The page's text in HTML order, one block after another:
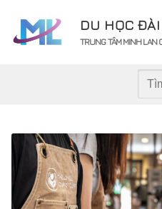
nội
DU HỌC
TRUNG TÂM MINH LAN
Tìm